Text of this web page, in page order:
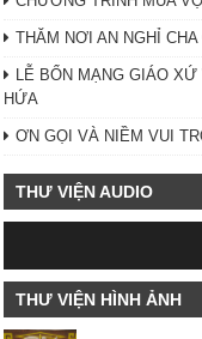
THĂM NƠI AN NGHỈ
LỄ BỔN MẠNG GIÁO
HỨA
ƠN GỌI VÀ NIỀM VUI
THƯ VIỆN AUDIO
THƯ VIỆN HÌNH ẢNH